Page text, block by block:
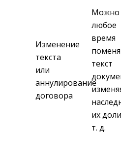
Изменение
текста
или
аннулирование
договора
Можно
любое
время
текст
их
т. д.